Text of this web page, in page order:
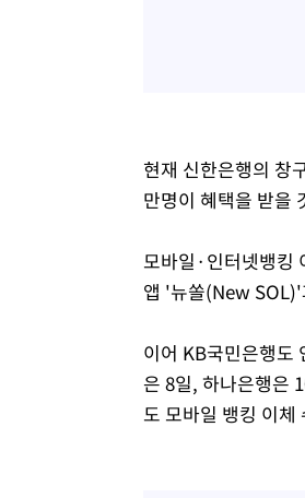
현재 신한은행의 창
만명이 혜택을 받을
모바일·인터넷뱅킹
앱 '뉴쏠(New SOL)'
이어 KB국민은행도
은 8일, 하나은행은
도 모바일 뱅킹 이체